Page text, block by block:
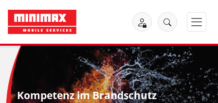
Kompetenz im Brandschutz